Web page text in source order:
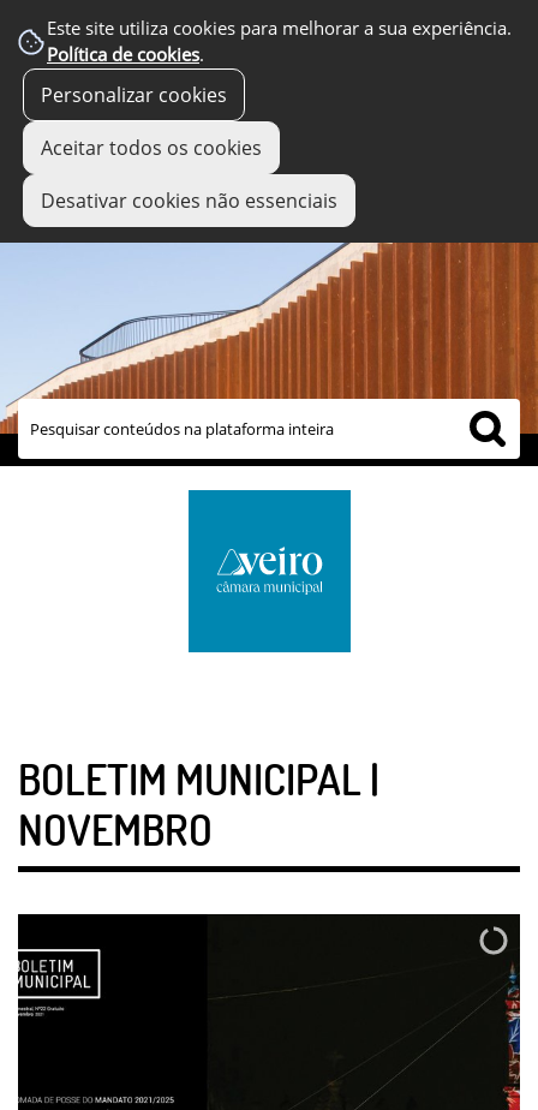
Este site utiliza cookies para melhorar a sua experiência.
Política de cookies.
Personalizar cookies
Aceitar todos os cookies
Desativar cookies não essenciais
links úteis
BOLETIM MUNICIPAL |
NOVEMBRO